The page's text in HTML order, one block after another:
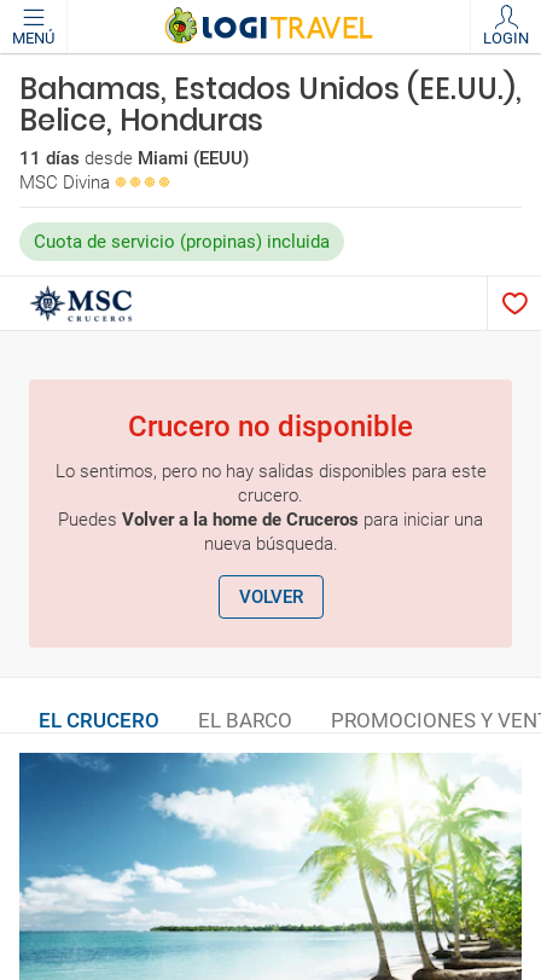
MENÚ LOGIN
Bahamas, Estados Unidos (EE.UU.),
Belice, Honduras
11 días desde Miami (EEUU)
MSC Divina
Cuota de servicio (propinas) incluida
Crucero no disponible
Lo sentimos, pero no hay salidas disponibles para este
crucero.
Puedes Volver a la home de Cruceros para iniciar una
nueva búsqueda.
VOLVER
EL CRUCERO EL BARCO PROMOCIONES Y